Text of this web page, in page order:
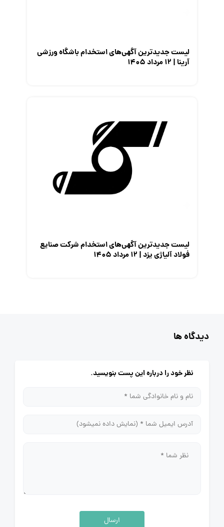
لیست جدیدترین آگهی‌های استخدام باشگاه ورزشی
آرینا | ۱۲ مرداد ۱۴۰۵
لیست جدیدترین آگهی‌های استخدام شرکت صنایع
فولاد آلیاژی یزد | ۱۲ مرداد ۱۴۰۵
دیدگاه ها
نظر خود را درباره این پست بنویسید.
ارسال